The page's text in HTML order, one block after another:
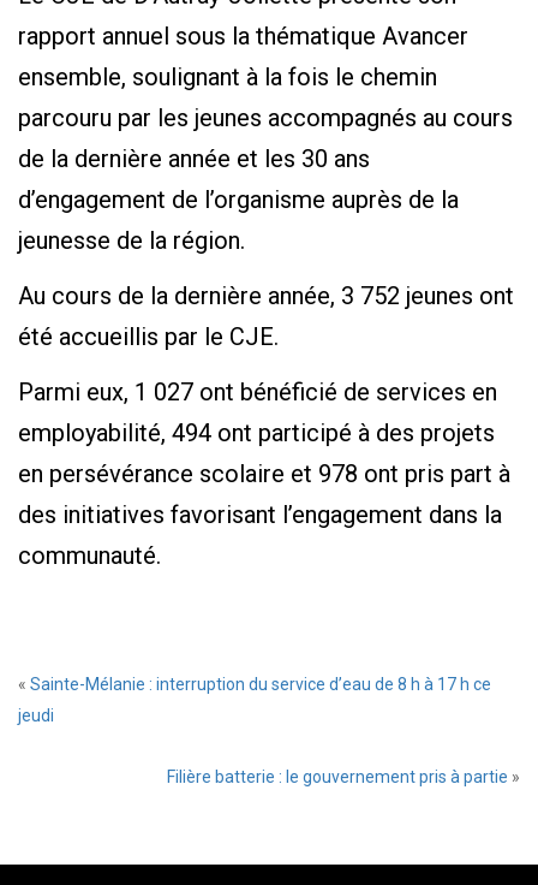
rapport annuel sous la thématique Avancer
ensemble, soulignant à la fois le chemin
parcouru par les jeunes accompagnés au cours
de la dernière année et les 30 ans
d’engagement de l’organisme auprès de la
jeunesse de la région.
Au cours de la dernière année, 3 752 jeunes ont
été accueillis par le CJE.
Parmi eux, 1 027 ont bénéficié de services en
employabilité, 494 ont participé à des projets
en persévérance scolaire et 978 ont pris part à
des initiatives favorisant l’engagement dans la
communauté.
« Sainte-Mélanie : interruption du service d’eau de 8 h à 17 h ce
jeudi
Filière batterie : le gouvernement pris à partie »